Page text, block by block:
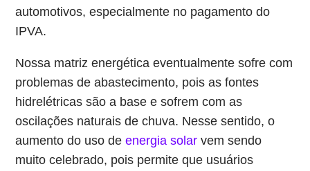
automotivos, especialmente no pagamento do
IPVA.
Nossa matriz energética eventualmente sofre com
problemas de abastecimento, pois as fontes
hidrelétricas são a base e sofrem com as
oscilações naturais de chuva. Nesse sentido, o
aumento do uso deenergia solar vem sendo
muito celebrado, pois permite que usuários